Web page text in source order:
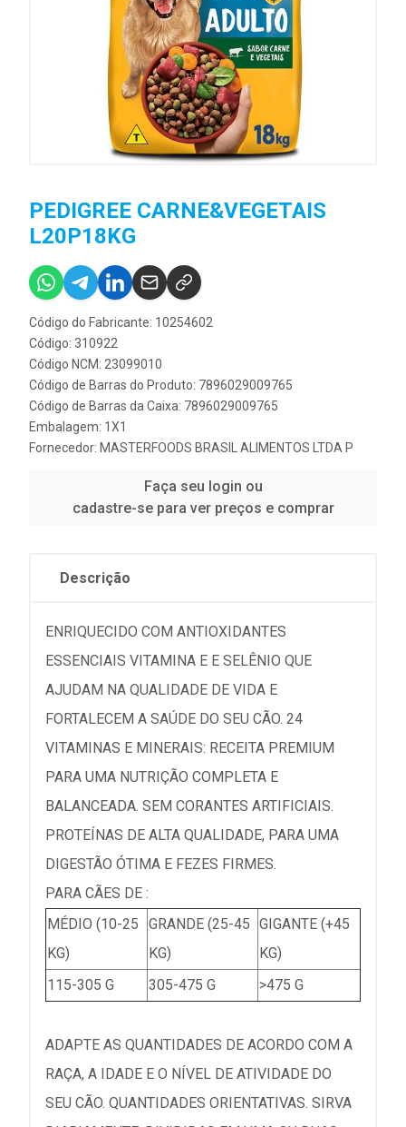
PEDIGREE CARNE&VEGETAIS
L20P18KG
Código do Fabricante: 10254602
Código: 310922
Código NCM: 23099010
Código de Barras do Produto: 7896029009765
Código de Barras da Caixa: 7896029009765
Embalagem: 1X1
Fornecedor: MASTERFOODS BRASIL ALIMENTOS LTDA P
Faça seu login ou
cadastre-se para ver preços e comprar
Descrição
ENRIQUECIDO COM ANTIOXIDANTES
ESSENCIAIS VITAMINA E E SELÊNIO QUE
AJUDAM NA QUALIDADE DE VIDA E
FORTALECEM A SAÚDE DO SEU CÃO. 24
VITAMINAS E MINERAIS: RECEITA PREMIUM
PARA UMA NUTRIÇÃO COMPLETA E
BALANCEADA. SEM CORANTES ARTIFICIAIS.
PROTEÍNAS DE ALTA QUALIDADE, PARA UMA
DIGESTÃO ÓTIMA E FEZES FIRMES.
PARA CÃES DE :
MÉDIO (10-25
KG)
GRANDE (25-45
KG)
GIGANTE (+45
KG)
115-305 G
305-475 G >475 G
ADAPTE AS QUANTIDADES DE ACORDO COM A
RAÇA, A IDADE E O NÍVEL DE ATIVIDADE DO
SEU CÃO. QUANTIDADES ORIENTATIVAS. SIRVA